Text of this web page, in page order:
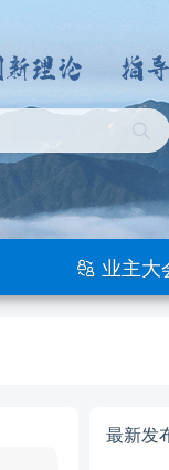
业主大
最新发